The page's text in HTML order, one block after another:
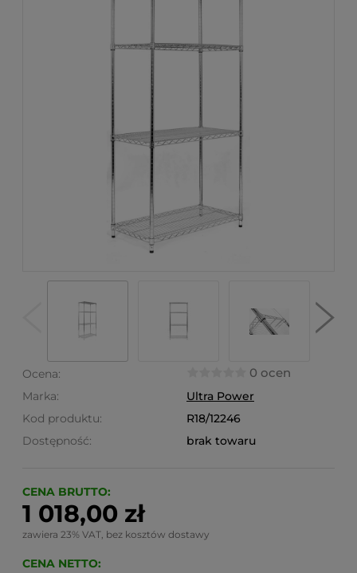
Ocena: 0 ocen
Marka:
Ultra Power
Kod produktu:
R18/12246
Dostępność:
brak towaru
CENA BRUTTO:
1 018,00 zł
zawiera 23% VAT, bez kosztów dostawy
CENA NETTO: